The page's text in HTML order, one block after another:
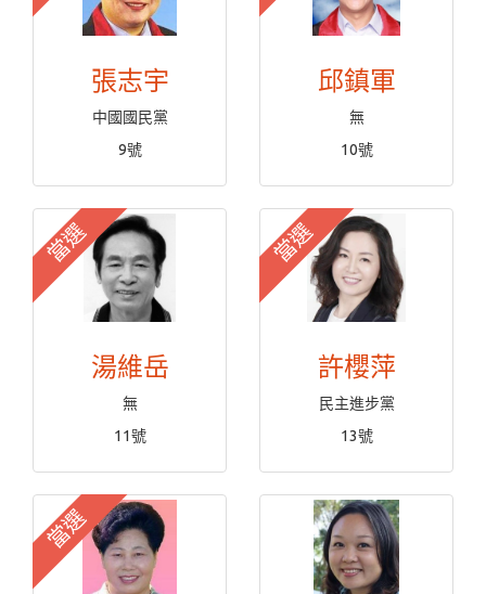
張志宇
中國國民黨
9號
邱鎮軍
無
10號
當選
湯維岳
無
11號
當選
許櫻萍
民主進步黨
13號
當選